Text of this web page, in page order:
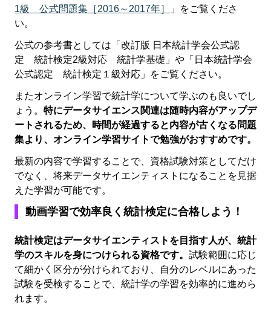
1級 公式問題集［2016～2017年］
」をご覧くださ
い。
公式の参考書としては「改訂版 日本統計学会公式認
定 統計検定2級対応 統計学基礎」や「日本統計学会
公式認定 統計検定１級対応」をご覧ください。
またオンライン学習で統計学について学ぶのも良いでし
ょう。 特にデータサイエンス関連は随時内容がアップデ
ートされるため、時間が経過すると内容が古くなる問題
集より、オンライン学習サイトで勉強がおすすめです。
最新の内容で学習することで、資格試験対策としてだけ
でなく、将来データサイエンティストになることを見据
えた学習が可能です。
動画学習で効率良く統計検定に合格しよう！
統計検定はデータサイエンティストを目指す人が、統計
学のスキルを身につけられる資格です。 試験範囲に応じ
て細かく区分が分けられており、自分のレベルにあった
試験を受検することで、統計学の学習を効率的に進めら
れます。